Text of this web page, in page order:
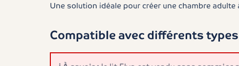
Une solution idéale pour créer une chambre
Compatible avec différents